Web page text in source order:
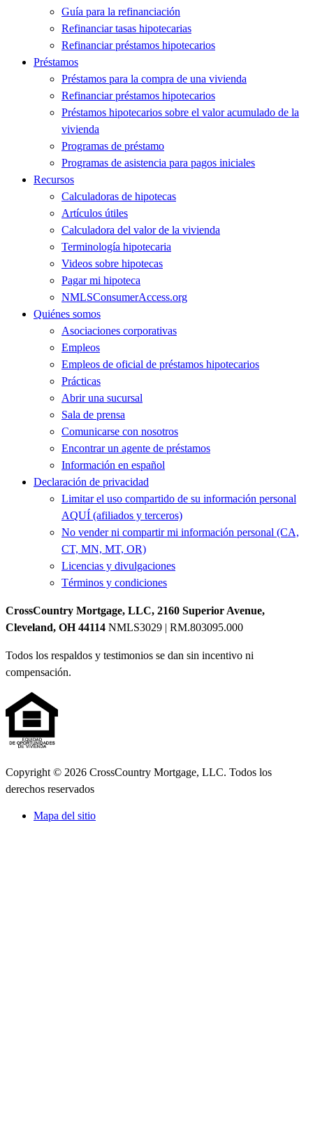
Guía para la refinanciación
Refinanciar tasas hipotecarias
Refinanciar préstamos hipotecarios
Préstamos
Préstamos para la compra de una vivienda
Refinanciar préstamos hipotecarios
Préstamos hipotecarios sobre el valor acumulado de la
vivienda
Programas de préstamo
Programas de asistencia para pagos iniciales
Recursos
Calculadoras de hipotecas
Artículos útiles
Calculadora del valor de la vivienda
Terminología hipotecaria
Videos sobre hipotecas
Pagar mi hipoteca
NMLSConsumerAccess.org
Quiénes somos
Asociaciones corporativas
Empleos
Empleos de oficial de préstamos hipotecarios
Prácticas
Abrir una sucursal
Sala de prensa
Comunicarse con nosotros
Encontrar un agente de préstamos
Información en español
Declaración de privacidad
Limitar el uso compartido de su información personal
AQUÍ (afiliados y terceros)
No vender ni compartir mi información personal (CA,
CT, MN, MT, OR)
Licencias y divulgaciones
Términos y condiciones
CrossCountry Mortgage, LLC, 2160 Superior Avenue,
Cleveland, OH 44114 NMLS3029 | RM.803095.000
Todos los respaldos y testimonios se dan sin incentivo ni
compensación.
Copyright © 2026 CrossCountry Mortgage, LLC. Todos los
derechos reservados
Mapa del sitio